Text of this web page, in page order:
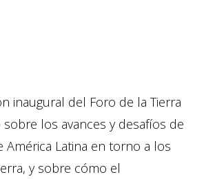
inaugural del Foro de la Tierra
los avances y desafíos de
América Latina en torno a los
y sobre cómo el